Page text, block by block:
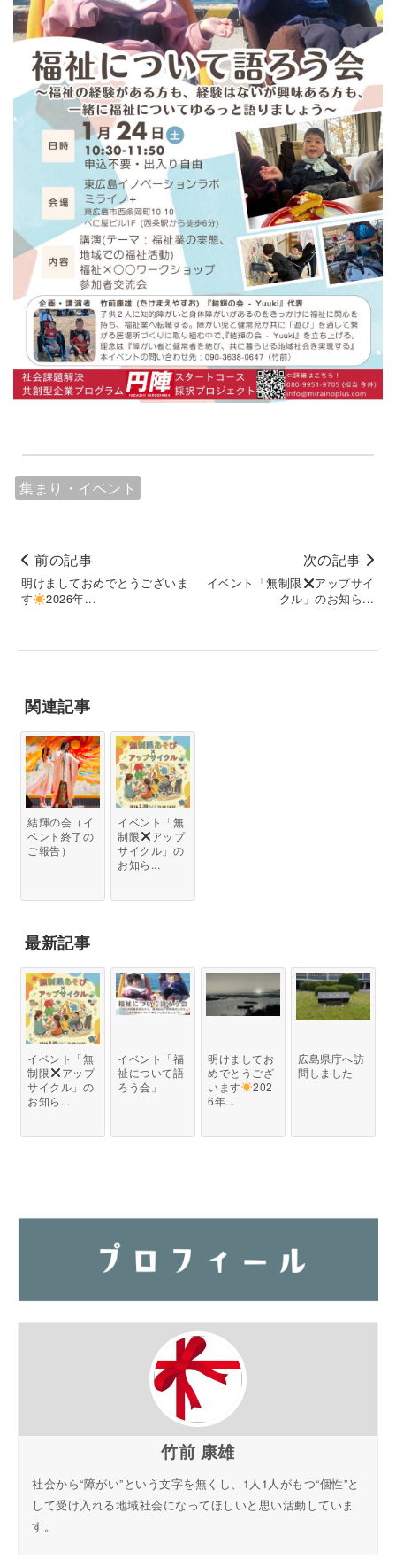
集まり・イベント
前の記事
明けましておめでとうございま
す
2026年...
次の記事
イベント「無制限
アップサイ
クル」のお知ら...
関連記事
結輝の会（イ
ベント終了の
ご報告）
イベント「無
制限
アップ
サイクル」の
お知ら...
最新記事
イベント「無
制限
アップ
サイクル」の
お知ら...
イベント「福
祉について語
ろう会」
明けましてお
めでとうござ
います
202
6年...
広島県庁へ訪
問しました
竹前 康雄
社会から“障がい”という文字を無くし、1人1人がもつ“個性”と
して受け入れる地域社会になってほしいと思い活動していま
す。